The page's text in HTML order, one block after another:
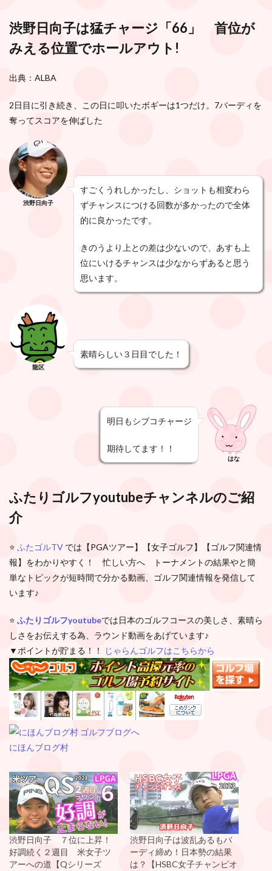
渋野日向子は猛チャージ「66」 首位が
みえる位置でホールアウト!
出典：ALBA
2日目に引き続き、この日に叩いたボギーは1つだけ。7バーディを
奪ってスコアを伸ばした
渋野日向子
すごくうれしかったし、ショットも相変わら
ずチャンスにつける回数が多かったので全体
的に良かったです。
きのうより上との差は少ないので、あすも上
位にいけるチャンスは少なからずあると思う
思います。
龍区
素晴らしい３日目でした！
明日もシブコチャージ
期待してます！！
はな
ふたりゴルフyoutubeチャンネルのご紹
介
⭐️ ふたゴルTV では【PGAツアー】【女子ゴルフ】【ゴルフ関連情
報】をわかりやすく！ 忙しい方へ トーナメントの結果やと簡
単なトピックが短時間で分かる動画、ゴルフ関連情報を発信して
います♪
⭐️ ふたりゴルフyoutubeでは日本のゴルフコースの美しさ、素晴ら
しさをお伝えする為、ラウンド動画をあげています♪
▼ポイントが貯まる！！
じゃらんゴルフはこちらから
にほんブログ村
渋野日向子 ７位に上昇！
好調続く２週目 米女子ツ
アーへの道【Qシリーズ
渋野日向子は波乱あるもバ
ーディ締め！日本勢の結果
は？【HSBC女子チャンピオ